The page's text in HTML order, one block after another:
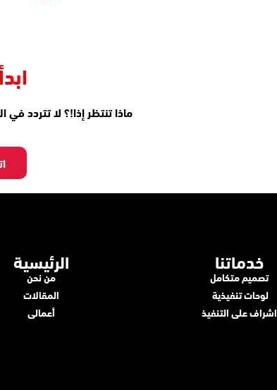
ماذا تنتظر إذا!؟ لا تتردد
خدماتنا
تصميم متكامل
لوحات تنفيذية ​
اشراف على التنفيذ
الرئيسية
من نحن
المقالات
أعمالى